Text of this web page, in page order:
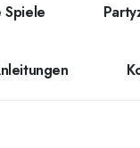
Spiele